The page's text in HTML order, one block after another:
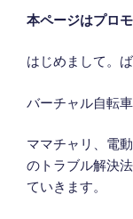
本ページはプロ
はじめまして。ば
バーチャル自転
ママチャリ、電
のトラブル解決
ていきます。